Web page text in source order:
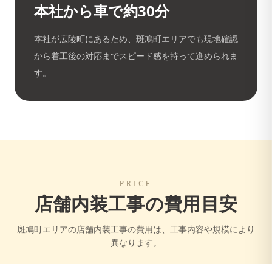
本社から車で約30分
本社が広陵町にあるため、 斑鳩町エリアでも現地確認
から着工後の対応までスピード感を持って進められま
す。
PRICE
店舗内装工事の費用目安
斑鳩町エリアの店舗内装工事の費用は、工事内容や規模により
異なります。